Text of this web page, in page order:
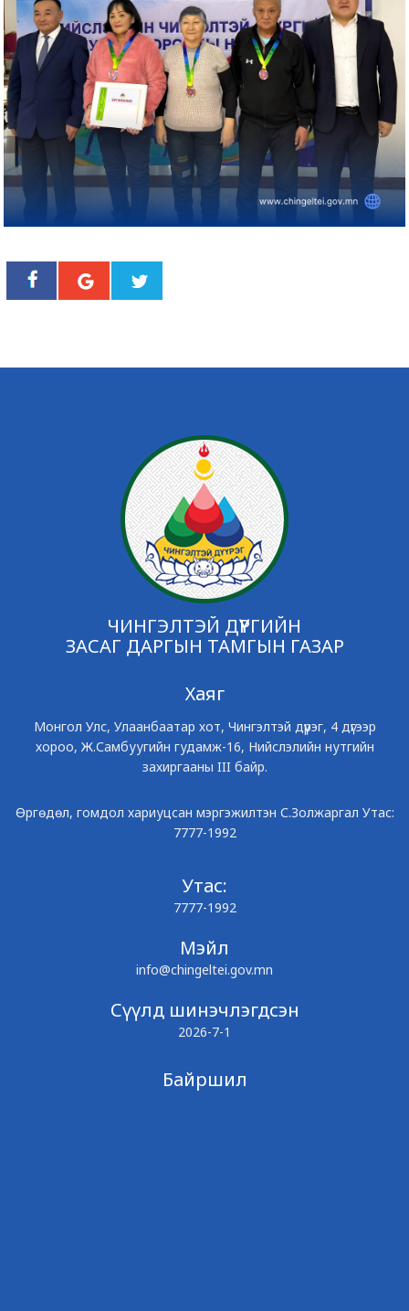
ЧИНГЭЛТЭЙ ДҮҮРГИЙН
ЗАСАГ ДАРГЫН ТАМГЫН ГАЗАР
Хаяг
Монгол Улс, Улаанбаатар хот, Чингэлтэй дүүрэг, 4 дүгээр
хороо, Ж.Самбуугийн гудамж-16, Нийслэлийн нутгийн
захиргааны III байр.
Өргөдөл, гомдол хариуцсан мэргэжилтэн С.Золжаргал Утас:
7777-1992
Утас:
7777-1992
Мэйл
info@chingeltei.gov.mn
Сүүлд шинэчлэгдсэн
2026-7-1
Байршил